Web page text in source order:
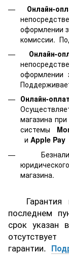
Онлайн-
оформлении
комиссии.
Онлайн-
оформлении
Онлайн-
магазина
системы
и Apple Pay
магазина.
последнем
срок указан
гарантии.